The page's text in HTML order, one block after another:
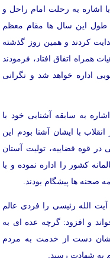
اشاره به رحلت امام راحل و
طول این سال ها مقام معظم
کردند و همین روز گذشته
همراه اتفاق افتاد، فرمودند
اداره خواهد شد و نگرانی
به سابقه آشنایی خود با
با ایشان آشنا بودم این
در قوه قضاییه، تولیت آستان
کشور را اداره نموده و با
صحنه ها پیشگام بودند.
الله رئیسی را فردی عالم
و افزود: گرچه عده ای به
دست از خدمت به مردم
به شهادت رسید.